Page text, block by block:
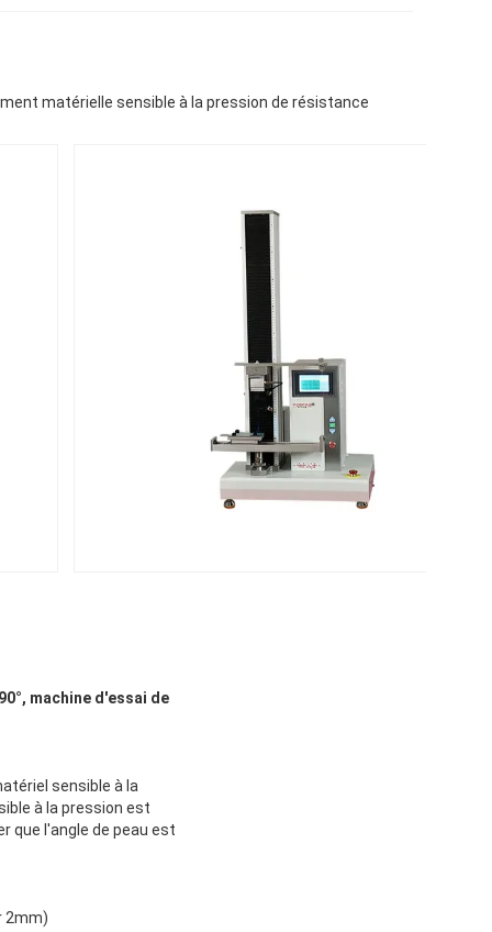
matérielle sensible à la pression de résistance
machine d'essai de
sensible à la
à la pression est
que l'angle de peau est
2mm)